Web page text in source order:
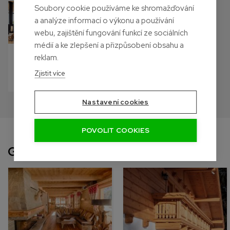
Interiér
Začněte
Galerie
Soubory cookie používáme ke shromažďování
a analýze informací o výkonu a používání
webu, zajištění fungování funkcí ze sociálních
médií a ke zlepšení a přizpůsobení obsahu a
reklam.
Zjistit více
Nastavení cookies
POVOLIT COOKIES